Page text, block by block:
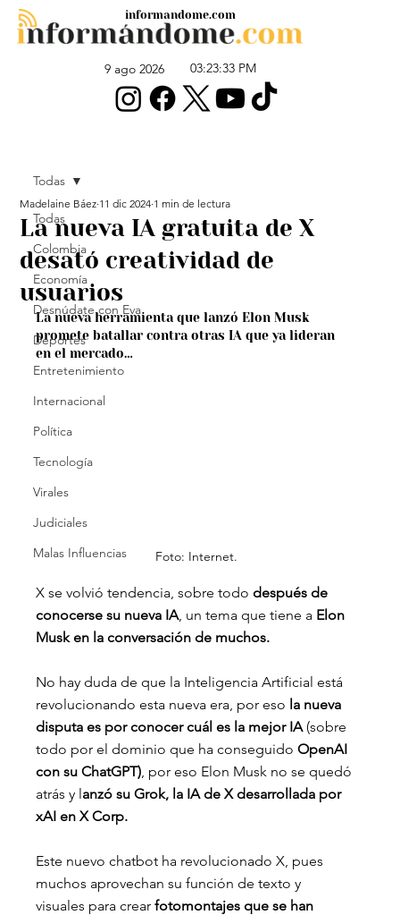
9 ago 2026 03:23:33 PM
informandome.com
Todas
Colombia
Economía
Desnúdate con Eva
Deportes
Entretenimiento
Internacional
Política
Tecnología
Virales
Judiciales
Malas Influencias
Todas
La nueva IA gratuita de X
desató creatividad de
usuarios
Madelaine Báez 11 dic 2024 1 min de lectura
La nueva herramienta que lanzó Elon Musk
promete batallar contra otras IA que ya lideran
en el mercado…
Foto: Internet.
X se volvió tendencia, sobre todo después de
conocerse su nueva IA , un tema que tiene a Elon
Musk en la conversación de muchos.
No hay duda de que la Inteligencia Artificial está
revolucionando esta nueva era, por eso la nueva
disputa es por conocer cuál es la mejor IA (sobre
todo por el dominio que ha conseguido OpenAI
con su ChatGPT) , por eso Elon Musk no se quedó
atrás y lanzó su Grok, la IA de X desarrollada por
xAI en X Corp.
Este nuevo chatbot ha revolucionado X, pues
muchos aprovechan su función de texto y
visuales para crear fotomontajes que se han